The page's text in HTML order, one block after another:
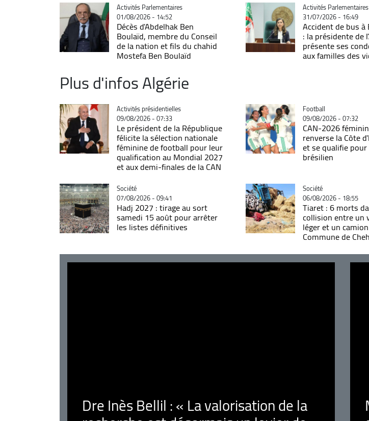
Catégorie
Activités Parlementaires
01/08/2026 - 14:52
Décès d'Abdelhak Ben
Boulaïd, membre du Conseil
de la nation et fils du chahid
Mostefa Ben Boulaïd
Catégorie
Activités Parlementaires
31/07/2026 - 16:49
Accident de bus
: la présidente de
présente ses
aux familles des
Plus d'infos Algérie
Catégorie
Activités présidentielles
09/08/2026 - 07:33
Le président de la République
félicite la sélection nationale
féminine de football pour leur
qualification au Mondial 2027
et aux demi-finales de la CAN
Catégorie
Football
09/08/2026 - 07:32
CAN-2026
renverse la Côte
et se qualifie
brésilien
Catégorie
Société
07/08/2026 - 09:41
Hadj 2027 : tirage au sort
samedi 15 août pour arrêter
les listes définitives
Catégorie
Société
06/08/2026 - 18:55
Tiaret : 6 morts
collision entre un
léger et un
Commune de
Dre Inès Bellil : « La valorisation de la